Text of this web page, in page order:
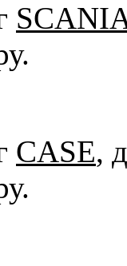
CASE,